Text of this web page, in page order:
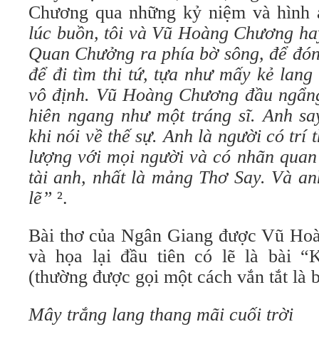
Chương qua những kỷ niệm và
lúc buồn, tôi và Vũ Hoàng Chương
Quan Chưởng ra phía bờ sông, để
để đi tìm thi tứ, tựa như mấy kẻ lang
vô định. Vũ Hoàng Chương đầu
hiên ngang như một tráng sĩ. Anh
khi nói về thế sự. Anh là người có trí
lượng với mọi người và có nhãn
tài anh, nhất là mảng Thơ Say. Và
lẽ” ².
Bài thơ của Ngân Giang được Vũ
và họa lại đầu tiên có lẽ là bài
(thường được gọi một cách vắn tắt là
Mây trắng lang thang mãi cuối trời